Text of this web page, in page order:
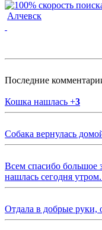
Алчевск
Последние
Кошка нашлась +3
Собака вернулась
Всем спасибо большое
нашлась сегодня утром.
Отдала в добрые руки,